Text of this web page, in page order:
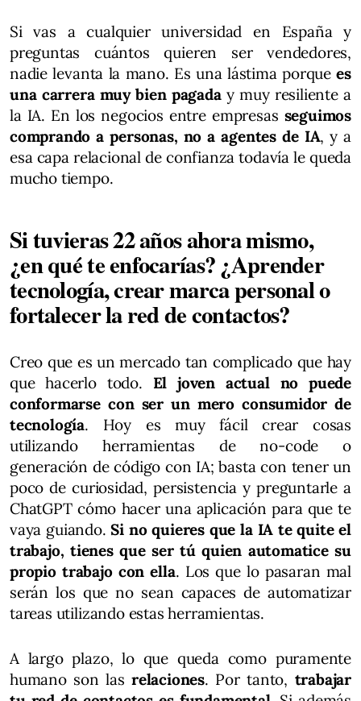
Si vas a cualquier universidad en España y
preguntas cuántos quieren ser vendedores,
nadie levanta la mano. Es una lástima porquees
una carrera muy bien pagaday muy resiliente a
la IA. En los negocios entre empresas seguimos
comprando a personas, no a agentes de IA, y a
esa capa relacional de confianza todavía le queda
mucho tiempo.
Si tuvieras 22 años ahora mismo,
¿en qué te enfocarías? ¿Aprender
tecnología, crear marca personal o
fortalecer la red de contactos?
Creo que es un mercado tan complicado que hay
que hacerlo todo. El joven actual no puede
conformarse con ser un mero consumidor de
tecnología. Hoy es muy fácil crear cosas
utilizando herramientas de no-code o
generación de código con IA; basta con tener un
poco de curiosidad, persistencia y preguntarle a
ChatGPT cómo hacer una aplicación para que te
vaya guiando.Si no quieres que la IA te quite el
trabajo, tienes que ser tú quien automatice su
propio trabajo con ella. Los que lo pasaran mal
serán los que no sean capaces de automatizar
tareas utilizando estas herramientas.
A largo plazo, lo que queda como puramente
humano son lasrelaciones. Por tanto, trabajar